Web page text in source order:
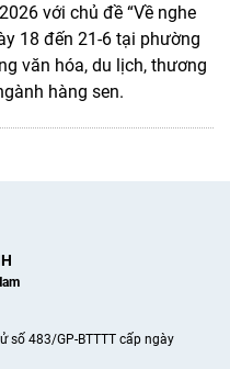
với chủ đề “Về nghe
18 đến 21-6 tại phường
văn hóa, du lịch, thương
hàng sen.
số 483/GP-BTTTT cấp ngày